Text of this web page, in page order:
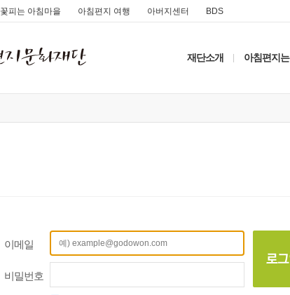
꽃피는 아침마을 아침편지 여행 아버지센터 BDS
재단소개 아침편지는
이메일
비밀번호